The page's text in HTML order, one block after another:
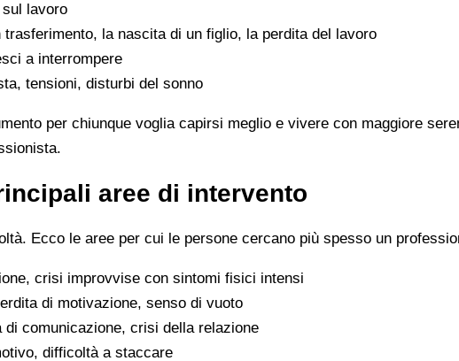
lavoro
trasferimento, la nascita di un figlio, la perdita del lavoro
a interrompere
tensioni, disturbi del sonno
per chiunque voglia capirsi meglio e vivere con maggiore
aree di intervento
Ecco le aree per cui le persone cercano più spesso un
crisi improvvise con sintomi fisici intensi
di motivazione, senso di vuoto
comunicazione, crisi della relazione
difficoltà a staccare